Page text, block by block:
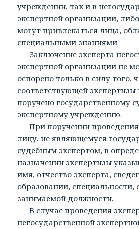
учреждении, так и в
экспертной организации,
могут привлекаться лица,
специальными знаниями.
Заключение эксперта
экспертной организации не
оспорено только в силу того,
соответствующей
поручено государственному
экспертному учреждению.
При поручении проведения
лицу, не являющемуся
судебным экспертом, в
назначении экспертизы
имя, отчество эксперта,
образовании, специальности,
занимаемой должности.
В случае проведения
негосударственной